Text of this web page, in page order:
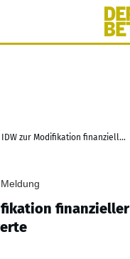
IDW zur Modifikation finanzieller Vermögenswerte
finanzieller